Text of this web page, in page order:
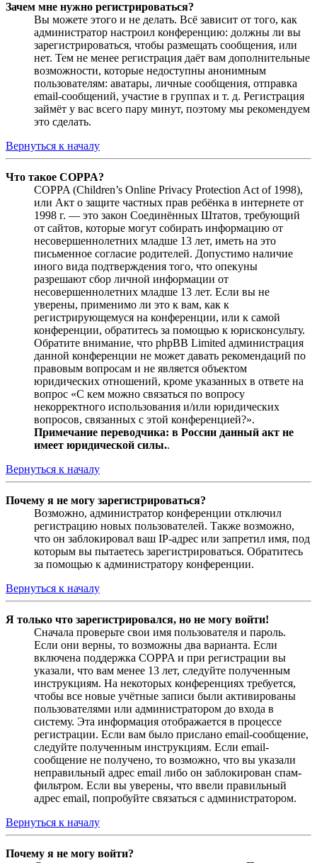
Зачем мне нужно регистрироваться?
Вы можете этого и не делать. Всё зависит от того, как
администратор настроил конференцию: должны ли вы
зарегистрироваться, чтобы размещать сообщения, или
нет. Тем не менее регистрация даёт вам дополнительные
возможности, которые недоступны анонимным
пользователям: аватары, личные сообщения, отправка
email-сообщений, участие в группах и т. д. Регистрация
займёт у вас всего пару минут, поэтому мы рекомендуем
это сделать.
Вернуться к началу
Что такое COPPA?
COPPA (Children’s Online Privacy Protection Act of 1998),
или Акт о защите частных прав ребёнка в интернете от
1998 г. — это закон Соединённых Штатов, требующий
от сайтов, которые могут собирать информацию от
несовершеннолетних младше 13 лет, иметь на это
письменное согласие родителей. Допустимо наличие
иного вида подтверждения того, что опекуны
разрешают сбор личной информации от
несовершеннолетних младше 13 лет. Если вы не
уверены, применимо ли это к вам, как к
регистрирующемуся на конференции, или к самой
конференции, обратитесь за помощью к юрисконсульту.
Обратите внимание, что phpBB Limited администрация
данной конференции не может давать рекомендаций по
правовым вопросам и не является объектом
юридических отношений, кроме указанных в ответе на
вопрос «С кем можно связаться по вопросу
некорректного использования и/или юридических
вопросов, связанных с этой конференцией?».
Примечание переводчика: в России данный акт не
имеет юридической силы..
Вернуться к началу
Почему я не могу зарегистрироваться?
Возможно, администратор конференции отключил
регистрацию новых пользователей. Также возможно,
что он заблокировал ваш IP-адрес или запретил имя, под
которым вы пытаетесь зарегистрироваться. Обратитесь
за помощью к администратору конференции.
Вернуться к началу
Я только что зарегистрировался, но не могу войти!
Сначала проверьте свои имя пользователя и пароль.
Если они верны, то возможны два варианта. Если
включена поддержка COPPA и при регистрации вы
указали, что вам менее 13 лет, следуйте полученным
инструкциям. На некоторых конференциях требуется,
чтобы все новые учётные записи были активированы
пользователями или администратором до входа в
систему. Эта информация отображается в процессе
регистрации. Если вам было прислано email-сообщение,
следуйте полученным инструкциям. Если email-
сообщение не получено, то возможно, что вы указали
неправильный адрес email либо он заблокирован спам-
фильтром. Если вы уверены, что ввели правильный
адрес email, попробуйте связаться с администратором.
Вернуться к началу
Почему я не могу войти?